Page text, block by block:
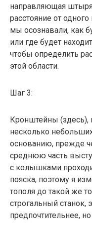
направляющая
расстояние от
мы осознавали, как
или где будет
чтобы определить
этой области.
Шаг 3:
Кронштейны
несколько
основанию, прежде
среднюю часть
с колышками
пояска, поэтому я
тополя до такой же
строгальный станок,
предпочтительнее,